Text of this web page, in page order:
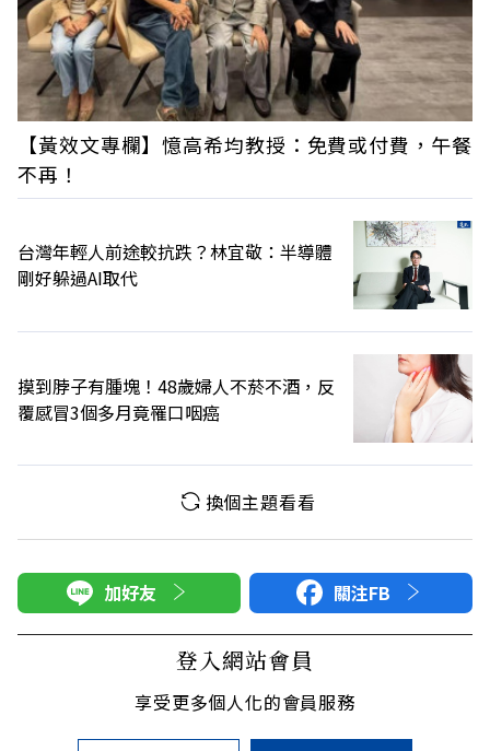
【黃效文專欄】憶高希均教授：免費或付費，午餐
不再！
台灣年輕人前途較抗跌？林宜敬：半導體
剛好躲過AI取代
摸到脖子有腫塊！48歲婦人不菸不酒，反
覆感冒3個多月竟罹口咽癌
換個主題看看
加好友 關注FB
登入網站會員
享受更多個人化的會員服務